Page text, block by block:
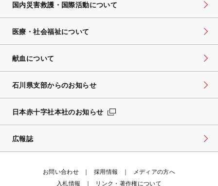
国内災害救護・国際活動について
医療・社会福祉について
献血について
石川県支部からのお知らせ
日本赤十字社本社のお知らせ
広報誌
お問い合わせ 採用情報
メディアの方へ
入札情報
リンク・著作権について